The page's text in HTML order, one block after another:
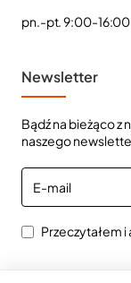
pn.-pt. 9:00-16:00
Newsletter
Bądź na bieżąco z
naszego
E-
mail
Przeczytałem